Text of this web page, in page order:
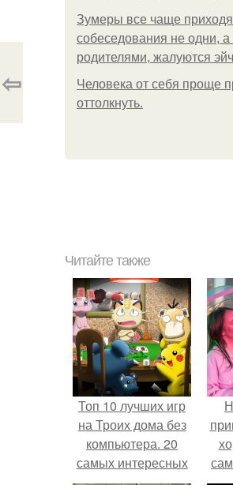
Зумеры все чаще
собеседования не одни, а
родителями, жалуются
Человека от себя проще
оттолкнуть.
⇦
Читайте также
Топ 10 лучших игр
на Троих дома без
компьютера. 20
самых интересных